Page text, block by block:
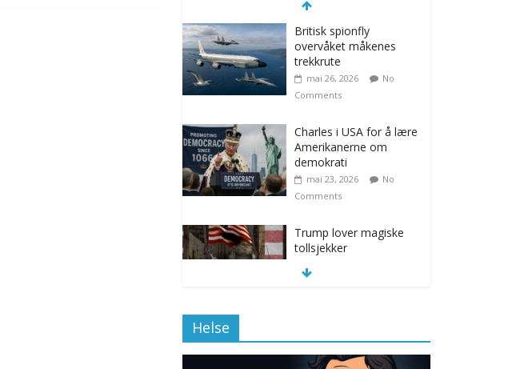
Britisk spionfly
overvåket måkenes
trekkrute
mai 26, 2026
No
Comments
Charles i USA for å lære
Amerikanerne om
demokrati
mai 23, 2026
No
Comments
Trump lover magiske
tollsjekker
No Comments
klimakrisen i Norge
november 12, 2025
Helse